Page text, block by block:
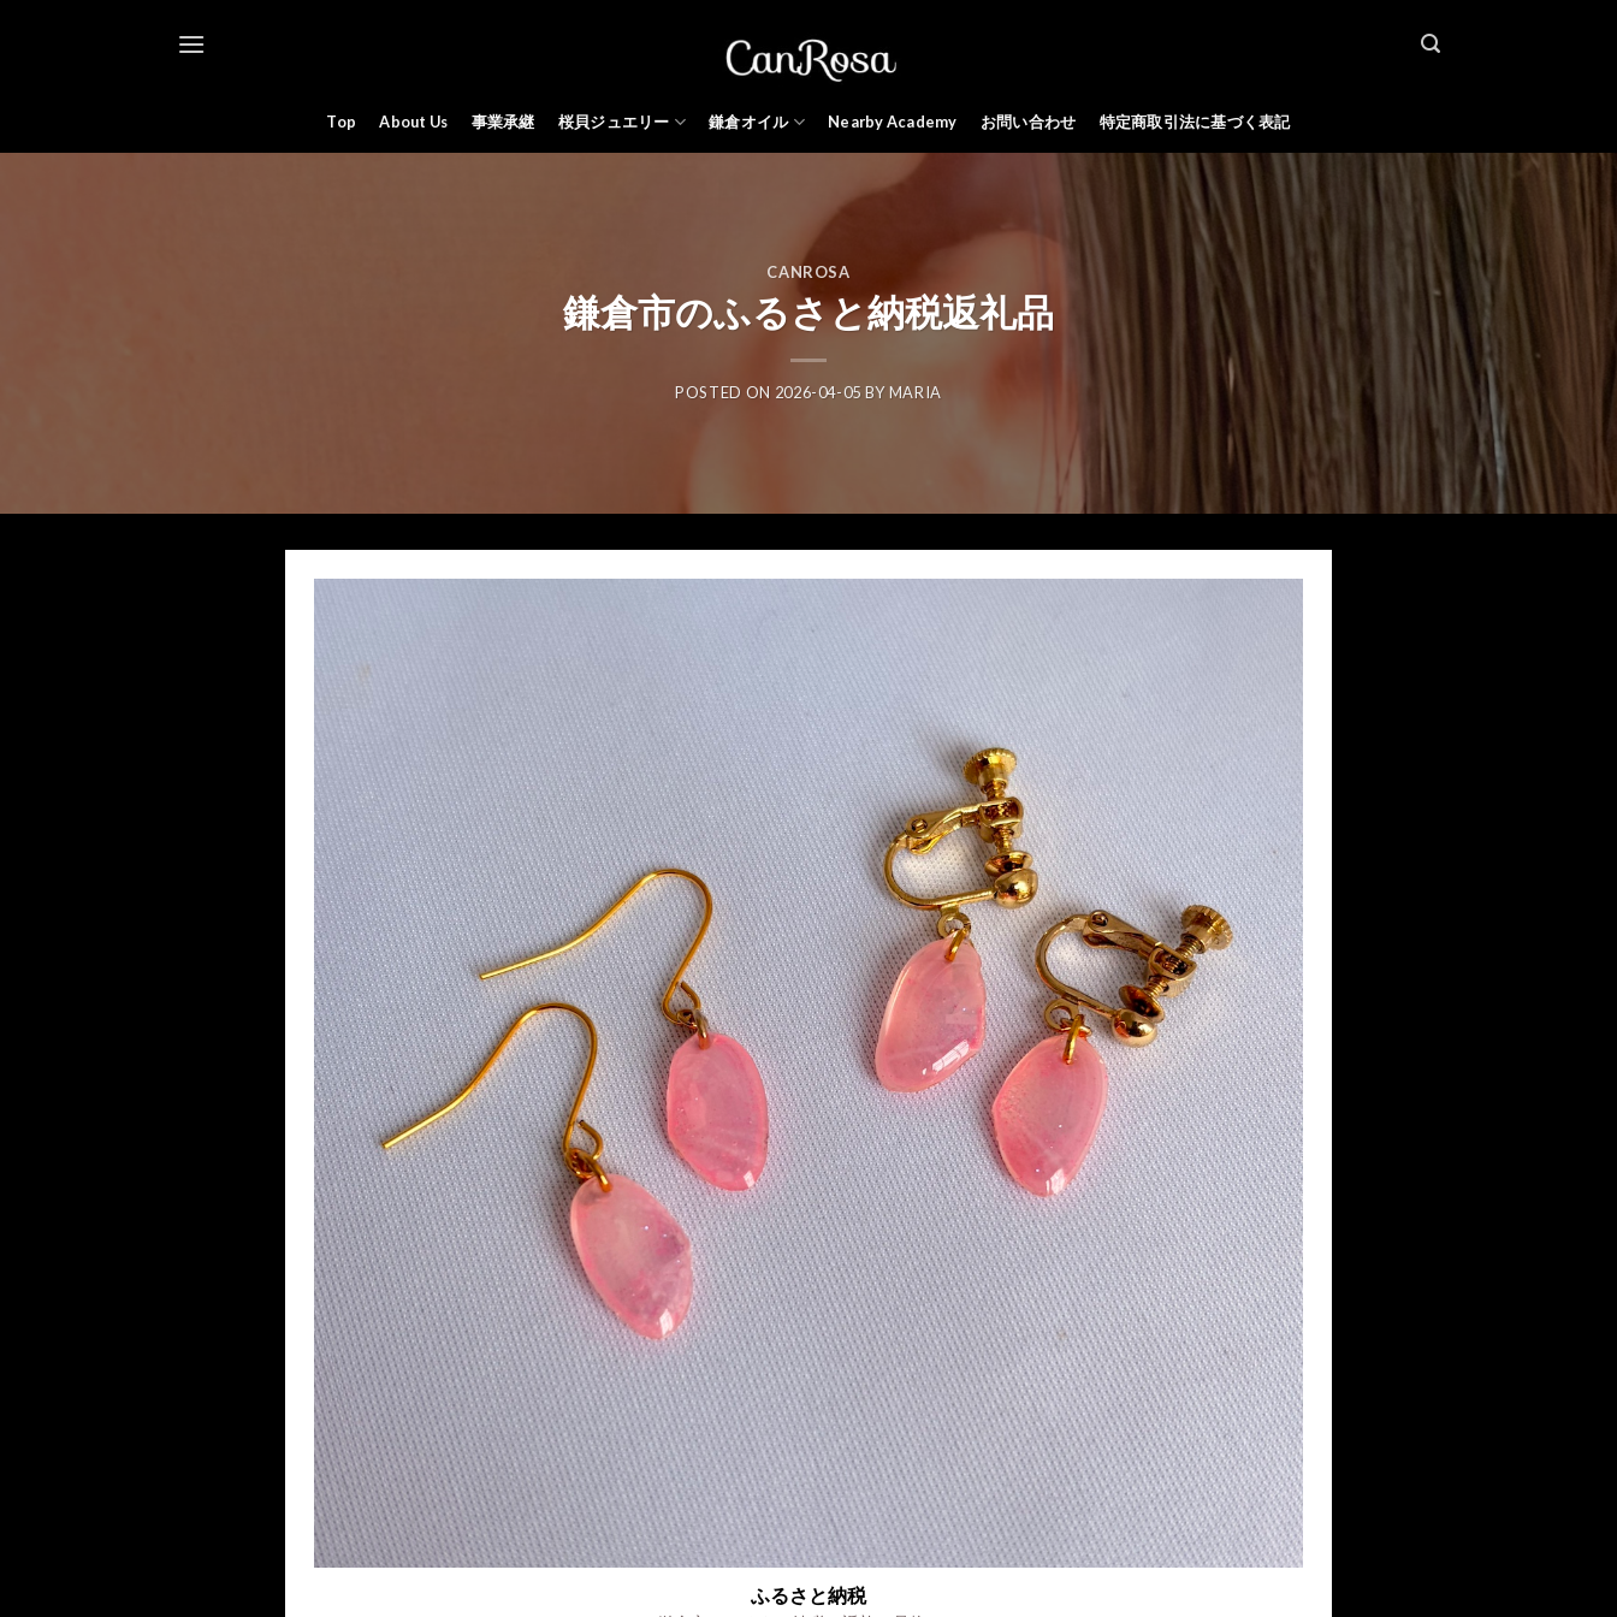
Top About Us 事業承継 桜貝ジュエリー 鎌倉オイル Nearby Academy お問い合わせ 特定商取引法に基づく表記
CANROSA
鎌倉市のふるさと納税返礼品
POSTED ON 2026-04-05 BYMARIA
ふるさと納税